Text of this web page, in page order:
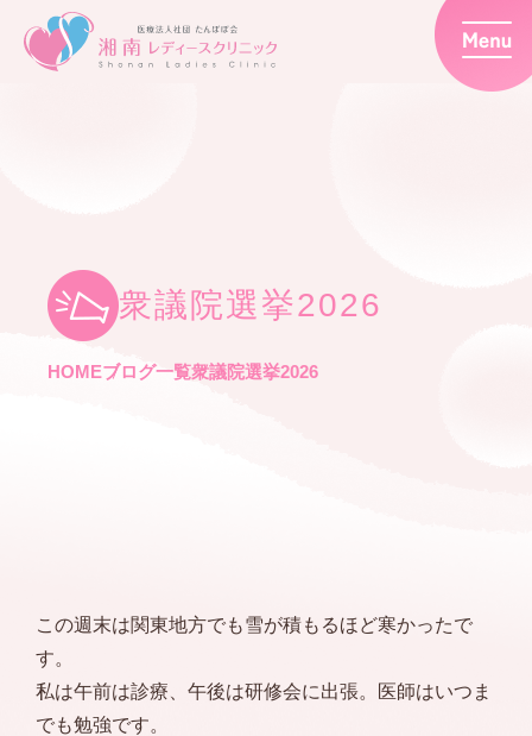
衆議院選挙2026
HOMEブログ一覧衆議院選挙2026
この週末は関東地方でも雪が積もるほど寒かったで
す。
私は午前は診療、午後は研修会に出張。医師はいつま
でも勉強です。